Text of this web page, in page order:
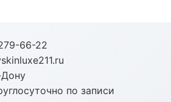
66-22
по записи